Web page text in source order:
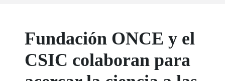
Fundación ONCE y el
CSIC colaboran para